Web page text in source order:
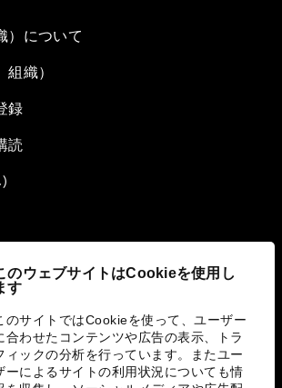
のウェブサイトはCookieを使用し
す
のサイトではCookieを使って、ユーザー
合わせたコンテンツや広告の表示、トラ
ィックの分析を行っています。またユー
ーによるサイトの利用状況についても情
）について
織）
録
読
の取り組み
)